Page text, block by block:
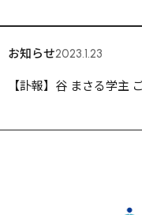
お知らせ2023.1.23
【訃報】谷 まさる学主